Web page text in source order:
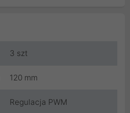
3 szt
120 mm
Regulacja PWM